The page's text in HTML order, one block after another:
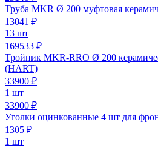
Труба MKR Ø 200 муфтовая
13041 ₽
13 шт
169533 ₽
Тройник MKR-RRO Ø 200
(HART)
33900 ₽
1 шт
33900 ₽
Уголки оцинкованные 4 шт для
1305 ₽
1 шт